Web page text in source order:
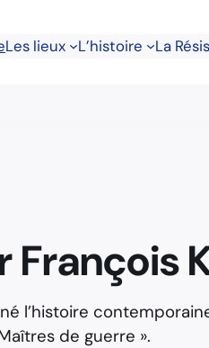
Les lieux L’histoire La
François
l’histoire
de guerre ».